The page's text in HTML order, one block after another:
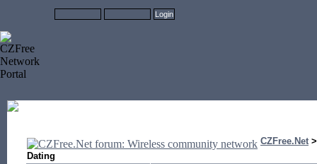
CZFree.Net
Dating